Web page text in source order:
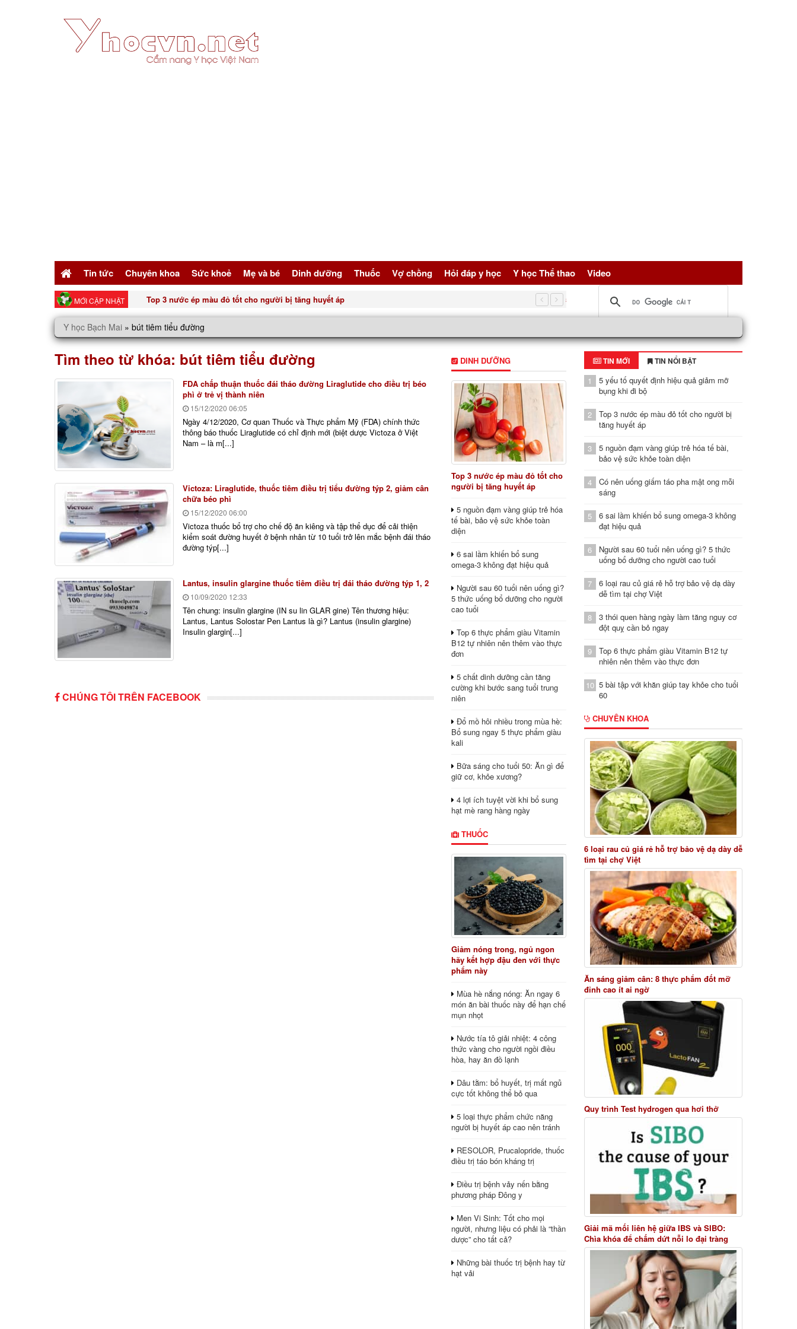
Tin tức Chuyên khoa Sức khoẻ Mẹ và bé Dinh dưỡng Thuốc Vợ chồng Hỏi đáp y học Y học Thể thao Video
MỚI CẬP NHẬT Top 3 nước ép màu đỏ tốt cho người bị tăng huyết áp 5 nguồn đạm vàng giúp trẻ hóa tế bài, bảo vệ sức khỏe toàn
Y học Bạch Mai » bút tiêm tiểu đường
bút tiêm tiểu đường
Tìm theo từ khóa:
FDA chấp thuận thuốc đái tháo đường Liraglutide cho điều trị béo
phì ở trẻ vị thành niên
15/12/2020 06:05
Ngày 4/12/2020, Cơ quan Thuốc và Thực phẩm Mỹ (FDA) chính thức
thông báo thuốc Liraglutide có chỉ định mới (biệt dược Victoza ở Việt
Nam – là m[...]
Victoza: Liraglutide, thuốc tiêm điều trị tiểu đường týp 2, giảm cân
chữa béo phì
15/12/2020 06:00
Victoza thuốc bổ trợ cho chế độ ăn kiêng và tập thể dục để cải thiện
kiểm soát đường huyết ở bệnh nhân từ 10 tuổi trở lên mắc bệnh đái tháo
đường týp[...]
Lantus, insulin glargine thuốc tiêm điều trị đái tháo đường týp 1, 2
10/09/2020 12:33
Tên chung: insulin glargine (IN su lin GLAR gine) Tên thương hiệu:
Lantus, Lantus Solostar Pen Lantus là gì? Lantus (insulin glargine)
Insulin glargin[...]
CHÚNG TÔI TRÊN FACEBOOK
DINH DƯỠNG
Top 3 nước ép màu đỏ tốt cho
người bị tăng huyết áp
5 nguồn đạm vàng giúp trẻ hóa
tế bài, bảo vệ sức khỏe toàn
diện
6 sai lầm khiến bổ sung
omega-3 không đạt hiệu quả
Người sau 60 tuổi nên uống gì?
5 thức uống bổ dưỡng cho người
cao tuổi
Top 6 thực phẩm giàu Vitamin
B12 tự nhiên nên thêm vào thực
đơn
5 chất dinh dưỡng cần tăng
cường khi bước sang tuổi trung
niên
Đổ mồ hôi nhiều trong mùa hè:
Bổ sung ngay 5 thực phẩm giàu
kali
Bữa sáng cho tuổi 50: Ăn gì để
giữ cơ, khỏe xương?
4 lợi ích tuyệt vời khi bổ sung
hạt mè rang hàng ngày
THUỐC
Giảm nóng trong, ngủ ngon
hãy kết hợp đậu đen với thực
phẩm này
Mùa hè nắng nóng: Ăn ngay 6
món ăn bài thuốc này để hạn chế
mụn nhọt
Nước tía tô giải nhiệt: 4 công
thức vàng cho người ngồi điều
hòa, hay ăn đồ lạnh
Dâu tằm: bổ huyết, trị mất ngủ
cực tốt không thể bỏ qua
5 loại thực phẩm chức năng
người bị huyết áp cao nên tránh
RESOLOR, Prucalopride, thuốc
điều trị táo bón kháng trị
Điều trị bệnh vảy nến bằng
phương pháp Đông y
Men Vi Sinh: Tốt cho mọi
người, nhưng liệu có phải là “thần
dược” cho tất cả?
Những bài thuốc trị bệnh hay từ
hạt vải
TIN MỚI TIN NỔI BẬT
1
5 yếu tố quyết định hiệu quả giảm mỡ
bụng khi đi bộ
2
Top 3 nước ép màu đỏ tốt cho người bị
tăng huyết áp
3
5 nguồn đạm vàng giúp trẻ hóa tế bài,
bảo vệ sức khỏe toàn diện
4
Có nên uống giấm táo pha mật ong mỗi
sáng
5
6 sai lầm khiến bổ sung omega-3 không
đạt hiệu quả
6
Người sau 60 tuổi nên uống gì? 5 thức
uống bổ dưỡng cho người cao tuổi
7
6 loại rau củ giá rẻ hỗ trợ bảo vệ dạ dày
dễ tìm tại chợ Việt
8
3 thói quen hàng ngày làm tăng nguy cơ
đột quỵ cần bỏ ngay
9
Top 6 thực phẩm giàu Vitamin B12 tự
nhiên nên thêm vào thực đơn
10 5 bài tập với khăn giúp tay khỏe cho tuổi
60
CHUYÊN KHOA
6 loại rau củ giá rẻ hỗ trợ bảo vệ dạ dày dễ
tìm tại chợ Việt
Ăn sáng giảm cân: 8 thực phẩm đốt mỡ
đỉnh cao ít ai ngờ
Quy trình Test hydrogen qua hơi thở
Giải mã mối liên hệ giữa IBS và SIBO:
Chìa khóa để chấm dứt nỗi lo đại tràng